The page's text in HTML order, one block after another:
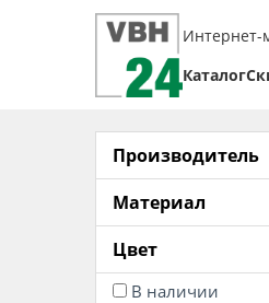
Интернет-
Каталог
Производитель
Материал
Цвет
В наличии